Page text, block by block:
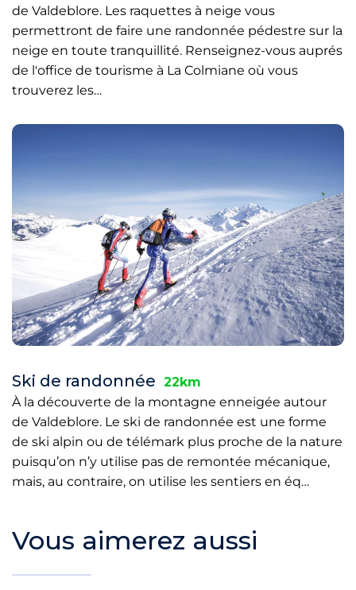
de Valdeblore. Les raquettes à neige vous
permettront de faire une randonnée pédestre sur la
neige en toute tranquillité. Renseignez-vous auprés
de l'office de tourisme à La Colmiane où vous
trouverez les…
Ski de randonnée 22km
À la découverte de la montagne enneigée autour
de Valdeblore. Le ski de randonnée est une forme
de ski alpin ou de télémark plus proche de la nature
puisqu’on n’y utilise pas de remontée mécanique,
mais, au contraire, on utilise les sentiers en éq…
Vous aimerez aussi